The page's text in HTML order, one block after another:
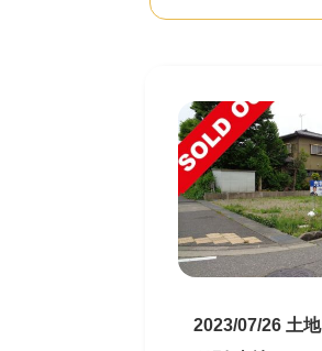
2023/07/26 土地